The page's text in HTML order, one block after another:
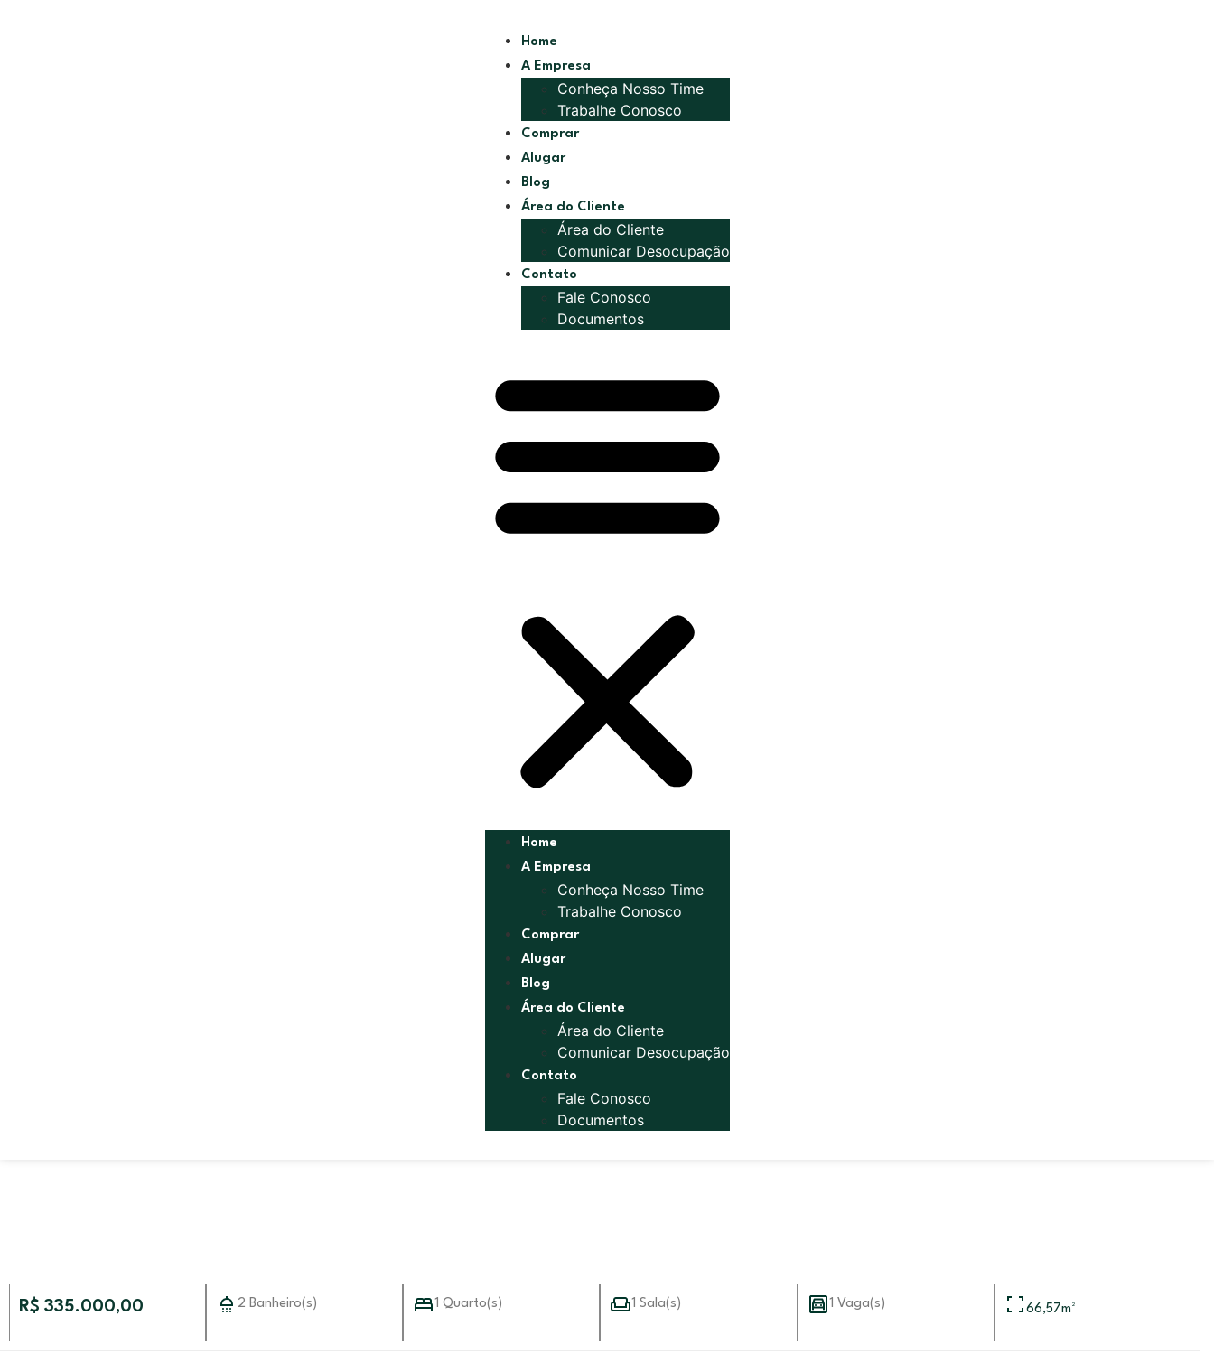
Home
A Empresa
Conheça Nosso Time
Trabalhe Conosco
Comprar
Alugar
Blog
Área do Cliente
Área do Cliente
Comunicar Desocupação
Contato
Fale Conosco
Documentos
Home
A Empresa
Conheça Nosso Time
Trabalhe Conosco
Comprar
Alugar
Blog
Área do Cliente
Área do Cliente
Comunicar Desocupação
Contato
Fale Conosco
Documentos
R$ 335.000,00 2 Banheiro(s) 1 Quarto(s) 1 Sala(s) 1 Vaga(s) 66,57m²